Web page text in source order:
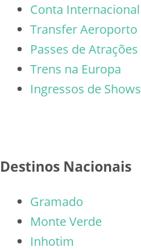
Conta Internacional
Transfer Aeroporto
Passes de Atrações
Trens na Europa
Ingressos de Shows
Destinos Nacionais
Gramado
Monte Verde
Inhotim